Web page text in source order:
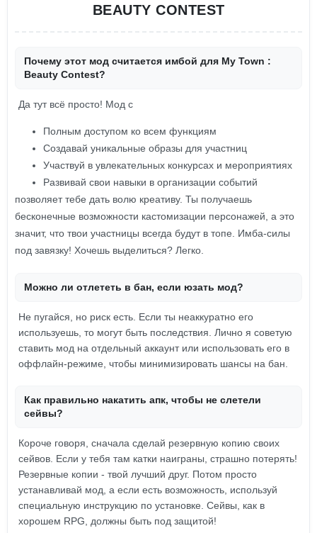
BEAUTY CONTEST
Почему этот мод считается имбой для My Town :
Beauty Contest?
Да тут всё просто! Мод с
Полным доступом ко всем функциям
Создавай уникальные образы для участниц
Участвуй в увлекательных конкурсах и мероприятиях
Развивай свои навыки в организации событий
позволяет тебе дать волю креативу. Ты получаешь
бесконечные возможности кастомизации персонажей, а это
значит, что твои участницы всегда будут в топе. Имба-силы
под завязку! Хочешь выделиться? Легко.
Можно ли отлететь в бан, если юзать мод?
Не пугайся, но риск есть. Если ты неаккуратно его
используешь, то могут быть последствия. Лично я советую
ставить мод на отдельный аккаунт или использовать его в
оффлайн-режиме, чтобы минимизировать шансы на бан.
Как правильно накатить апк, чтобы не слетели
сейвы?
Короче говоря, сначала сделай резервную копию своих
сейвов. Если у тебя там катки наиграны, страшно потерять!
Резервные копии - твой лучший друг. Потом просто
устанавливай мод, а если есть возможность, используй
специальную инструкцию по установке. Сейвы, как в
хорошем RPG, должны быть под защитой!